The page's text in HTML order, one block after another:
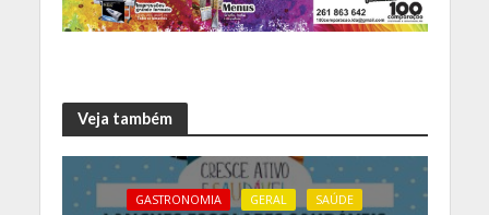
Veja também
GASTRONOMIA GERAL SAÚDE